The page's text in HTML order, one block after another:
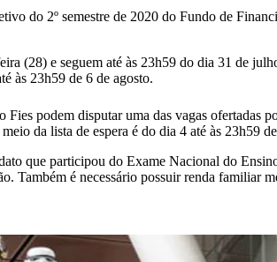
do 2º semestre de 2020 do Fundo de
(28) e seguem até às 23h59 do dia 31 de
às 23h59 de 6 de agosto.
podem disputar uma das vagas ofertadas
da lista de espera é do dia 4 até às 23h59
que participou do Exame Nacional do
Também é necessário possuir renda familiar